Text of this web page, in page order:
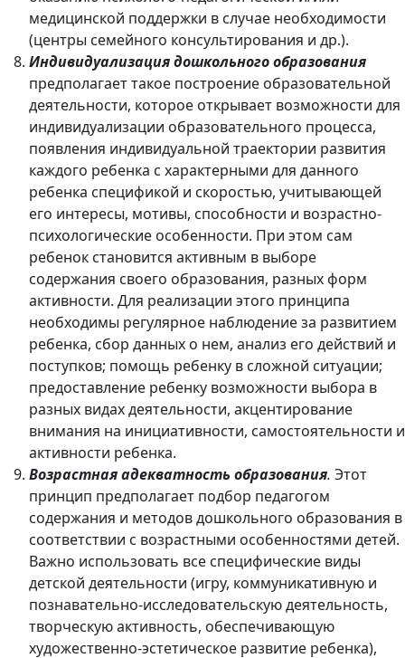
медицинской поддержки в случае необходимости
(центры семейного консультирования и др.).
Индивидуализация дошкольного образования
предполагает такое построение образовательной
деятельности, которое открывает возможности для
индивидуализации образовательного процесса,
появления индивидуальной траектории развития
каждого ребенка с характерными для данного
ребенка спецификой и скоростью, учитывающей
его интересы, мотивы, способности и возрастно-
психологические особенности. При этом сам
ребенок становится активным в выборе
содержания своего образования, разных форм
активности. Для реализации этого принципа
необходимы регулярное наблюдение за развитием
ребенка, сбор данных о нем, анализ его действий и
поступков; помощь ребенку в сложной ситуации;
предоставление ребенку возможности выбора в
разных видах деятельности, акцентирование
внимания на инициативности, самостоятельности и
активности ребенка.
Возрастная адекватность образования. Этот
принцип предполагает подбор педагогом
содержания и методов дошкольного образования в
соответствии с возрастными особенностями детей.
Важно использовать все специфические виды
детской деятельности (игру, коммуникативную и
познавательно-исследовательскую деятельность,
творческую активность, обеспечивающую
художественно-эстетическое развитие ребенка),